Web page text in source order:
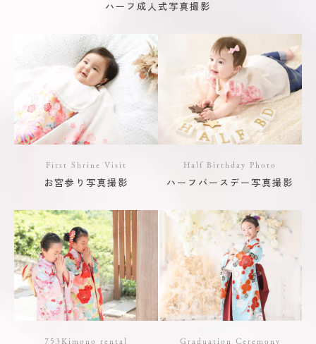
ハーフ成人式写真撮影
First Shrine Visit
お宮参り写真撮影
Half Birthday Photo
ハーフバースデー写真撮影
753Kimono rental Graduation Ceremony